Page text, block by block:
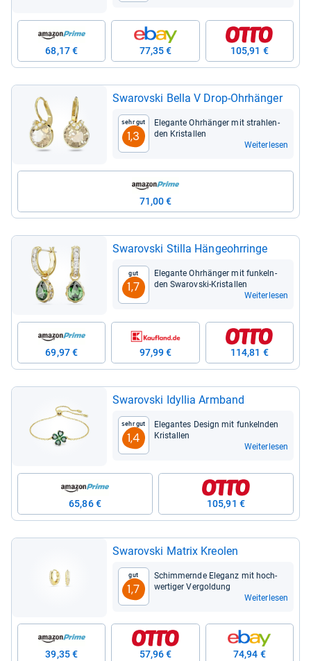
68,17 € 77,35 € 105,91 €
Swarovski Bella V Drop-​Ohr­hän­ger
Sehr gut
1,3
Ele­gante Ohr­hän­ger mit strah­len­
den Kris­tal­len
Weiterlesen
71,00 €
Swarovski Stilla Hän­geohr­ringe
Gut
1,7
Ele­gante Ohr­hän­ger mit fun­keln­
den Swarovski-​Kris­tal­len
Weiterlesen
69,97 € 97,99 € 114,81 €
Swarovski Idyl­lia Arm­band
Sehr gut
1,4
Ele­gan­tes Design mit fun­keln­den
Kris­tal­len
Weiterlesen
65,86 € 105,91 €
Swarovski Matrix Kreo­len
Gut
1,7
Schim­mernde Ele­ganz mit hoch­
wer­ti­ger Ver­gol­dung
Weiterlesen
39,35 € 57,96 € 74,94 €